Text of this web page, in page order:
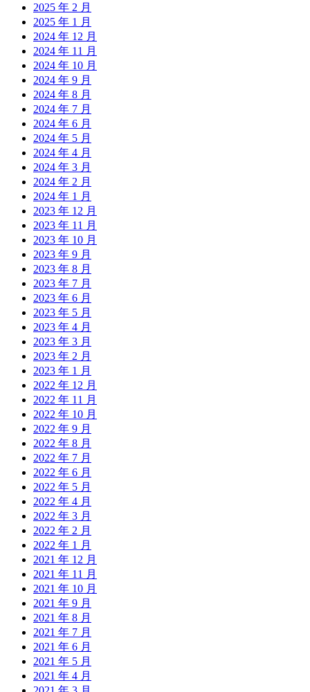
2025 年 2 月
2025 年 1 月
2024 年 12 月
2024 年 11 月
2024 年 10 月
2024 年 9 月
2024 年 8 月
2024 年 7 月
2024 年 6 月
2024 年 5 月
2024 年 4 月
2024 年 3 月
2024 年 2 月
2024 年 1 月
2023 年 12 月
2023 年 11 月
2023 年 10 月
2023 年 9 月
2023 年 8 月
2023 年 7 月
2023 年 6 月
2023 年 5 月
2023 年 4 月
2023 年 3 月
2023 年 2 月
2023 年 1 月
2022 年 12 月
2022 年 11 月
2022 年 10 月
2022 年 9 月
2022 年 8 月
2022 年 7 月
2022 年 6 月
2022 年 5 月
2022 年 4 月
2022 年 3 月
2022 年 2 月
2022 年 1 月
2021 年 12 月
2021 年 11 月
2021 年 10 月
2021 年 9 月
2021 年 8 月
2021 年 7 月
2021 年 6 月
2021 年 5 月
2021 年 4 月